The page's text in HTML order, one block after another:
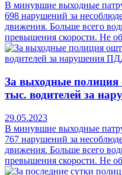
В минувшие выходные
698 нарушений за
движения. Больше всего
превышения скорости. Не
За выходные полиция
тыс. водителей за
29.05.2023
В минувшие выходные
767 нарушений за
движения. Больше всего
превышения скорости. Не